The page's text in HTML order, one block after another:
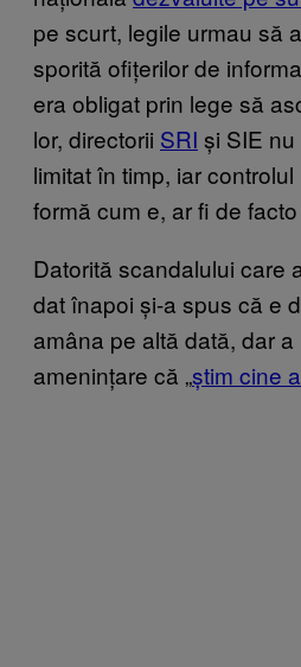
pe scurt, legile urmau să
sporită ofițerilor de
era obligat prin lege să
lor, directorii SRI și SIE
limitat în timp, iar
formă cum e, ar fi de
Datorită scandalului care
dat înapoi și-a spus că e
amâna pe altă dată, dar a
amenințare că „știm cine